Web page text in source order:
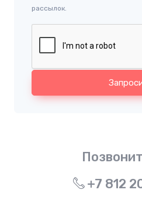
рассылок.
+7 812